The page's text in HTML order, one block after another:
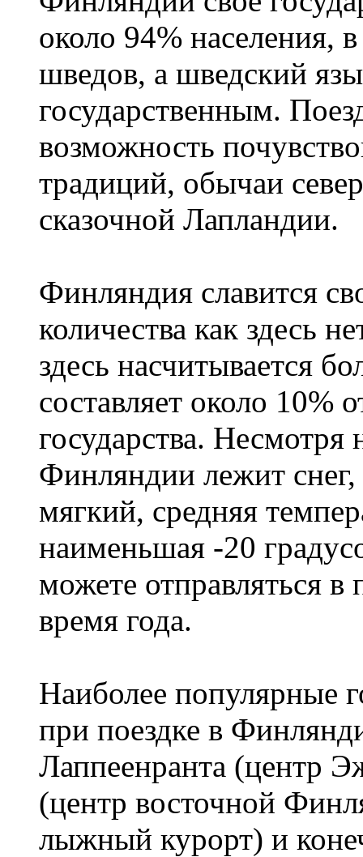
около 94% населения,
шведов, а шведский
государственным.
возможность
традиций, обычаи
сказочной Лапландии.
Финляндия славится
количества как здесь
здесь насчитывается
составляет около 10%
государства. Несмотря
Финляндии лежит
мягкий, средняя
наименьшая -20
можете отправляться
время года.
Наиболее популярные
при поездке в
Лаппеенранта (центр
(центр восточной
лыжный курорт) и